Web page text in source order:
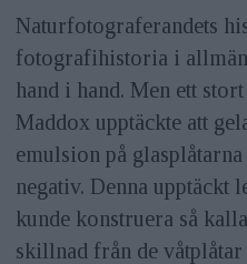
Naturfotograferandets
fotografihistoria i
hand i hand. Men ett
Maddox upptäckte att
emulsion på
negativ. Denna upptäckt
kunde konstruera så
skillnad från de